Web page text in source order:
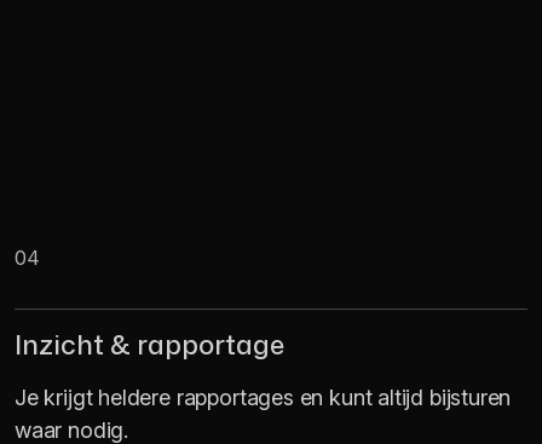
04
Inzicht & rapportage
Je krijgt heldere rapportages en kunt altijd bijsturen
waar nodig.